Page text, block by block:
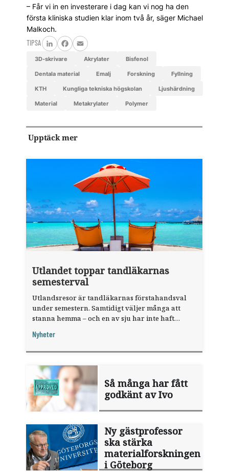
– Får vi in en investerare i dag kan vi nog ha den
första kliniska studien klar inom två år, säger Michael
Malkoch.
TIPSA
LinkedInFacebook
Email
3D-skrivare akrylater bisfenol
dentala material emalj Forskning fyllning
KTH Kungliga tekniska högskolan ljushärdning
material metakrylater polymer
Upptäck mer
Utlandet toppar tandläkarnas
semesterval
Utlandsresor är tandläkarnas förstahandsval
under semestern. Samtidigt väljer många att
stanna hemma – och en av sju har inte haft
fråga".
Nyheter
Så många har fått
godkänt av Ivo
Ny gästprofessor
ska stärka
materialforskningen
i Göteborg